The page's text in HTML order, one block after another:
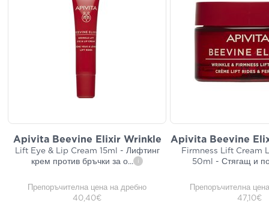
Apivita Beevine Elixir Wrinkle
Lift Eye & Lip Cream 15ml - Лифтинг
крем против бръчки за о... i
Препоръчителна цена на дребно
40,40€
Apivita Beevine
Firmness Lift Cream
50ml - Стягащ и
Препоръчителна
47,10€